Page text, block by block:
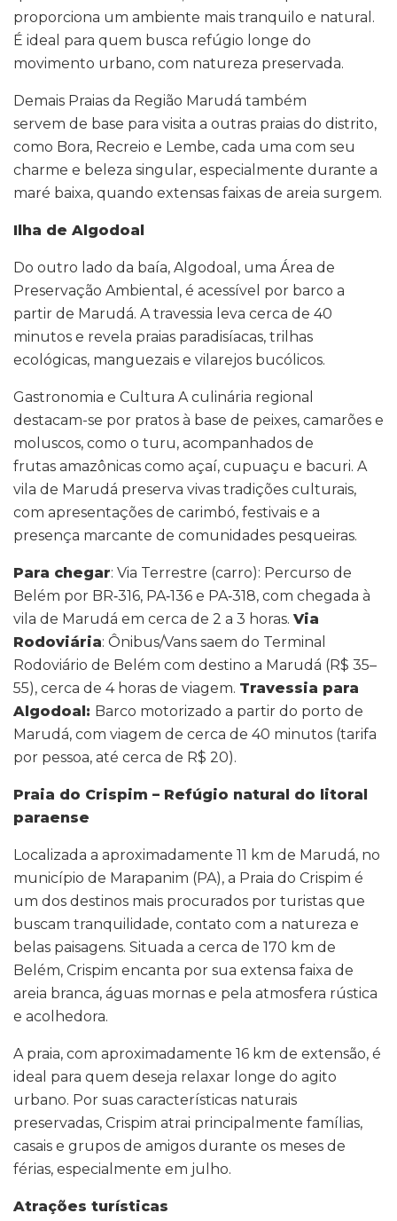
proporciona um ambiente mais tranquilo e natural.
É ideal para quem busca refúgio longe do
movimento urbano, com natureza preservada.
Demais Praias da Região Marudá também
servem de base para visita a outras praias do distrito,
como Bora, Recreio e Lembe, cada uma com seu
charme e beleza singular, especialmente durante a
maré baixa, quando extensas faixas de areia surgem.
Ilha de Algodoal
Do outro lado da baía, Algodoal, uma Área de
Preservação Ambiental, é acessível por barco a
partir de Marudá. A travessia leva cerca de 40
minutos e revela praias paradisíacas, trilhas
ecológicas, manguezais e vilarejos bucólicos.
Gastronomia e Cultura A culinária regional
destacam-se por pratos à base de peixes, camarões e
moluscos, como o turu, acompanhados de
frutas amazônicas como açaí, cupuaçu e bacuri. A
vila de Marudá preserva vivas tradições culturais,
com apresentações de carimbó, festivais e a
presença marcante de comunidades pesqueiras.
Para chegar: Via Terrestre (carro): Percurso de
Belém por BR‑316, PA‑136 e PA‑318, com chegada à
vila de Marudá em cerca de 2 a 3 horas. Via
Rodoviária: Ônibus/Vans saem do Terminal
Rodoviário de Belém com destino a Marudá (R$ 35–
55), cerca de 4 horas de viagem. Travessia para
Algodoal: Barco motorizado a partir do porto de
Marudá, com viagem de cerca de 40 minutos (tarifa
por pessoa, até cerca de R$ 20).
Praia do Crispim – Refúgio natural do litoral
paraense
Localizada a aproximadamente 11 km de Marudá, no
município de Marapanim (PA), a Praia do Crispim é
um dos destinos mais procurados por turistas que
buscam tranquilidade, contato com a natureza e
belas paisagens. Situada a cerca de 170 km de
Belém, Crispim encanta por sua extensa faixa de
areia branca, águas mornas e pela atmosfera rústica
e acolhedora.
A praia, com aproximadamente 16 km de extensão, é
ideal para quem deseja relaxar longe do agito
urbano. Por suas características naturais
preservadas, Crispim atrai principalmente famílias,
casais e grupos de amigos durante os meses de
férias, especialmente em julho.
Atrações turísticas